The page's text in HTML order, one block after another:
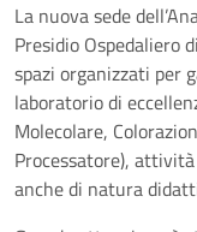
La nuova sede
Presidio Ospedaliero
spazi organizzati per
laboratorio di
Molecolare,
Processatore),
anche di natura